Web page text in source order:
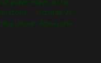
– Uztailak 26,
lakuan Aquazone